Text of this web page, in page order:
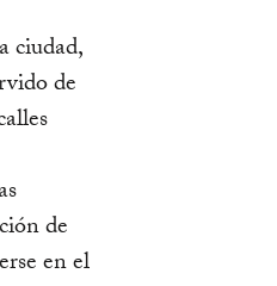
ciudad,
de
de
en el